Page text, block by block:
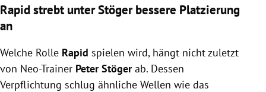
Rapid strebt unter Stöger bessere Platzierung
an
Welche Rolle Rapid spielen wird, hängt nicht zuletzt
von Neo-Trainer Peter Stögerab. Dessen
Verpflichtung schlug ähnliche Wellen wie das